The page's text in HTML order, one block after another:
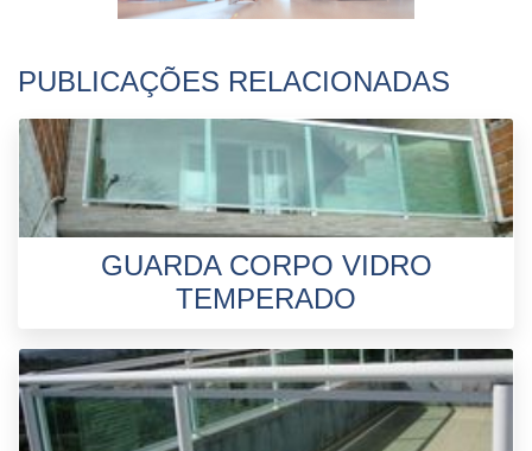
PUBLICAÇÕES RELACIONADAS
GUARDA CORPO VIDRO
TEMPERADO